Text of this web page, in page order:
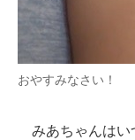
おやすみなさい！
みあちゃんはい